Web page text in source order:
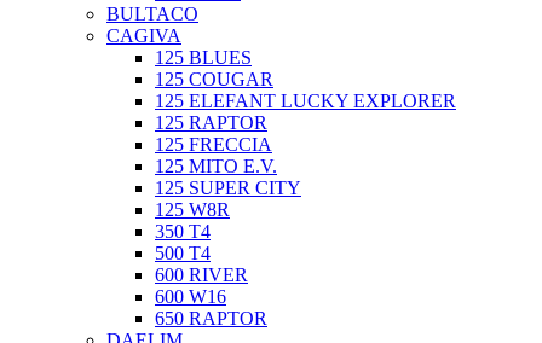
BULTACO
CAGIVA
125 BLUES
125 COUGAR
125 ELEFANT LUCKY EXPLORER
125 RAPTOR
125 FRECCIA
125 MITO E.V.
125 SUPER CITY
125 W8R
350 T4
500 T4
600 RIVER
600 W16
650 RAPTOR